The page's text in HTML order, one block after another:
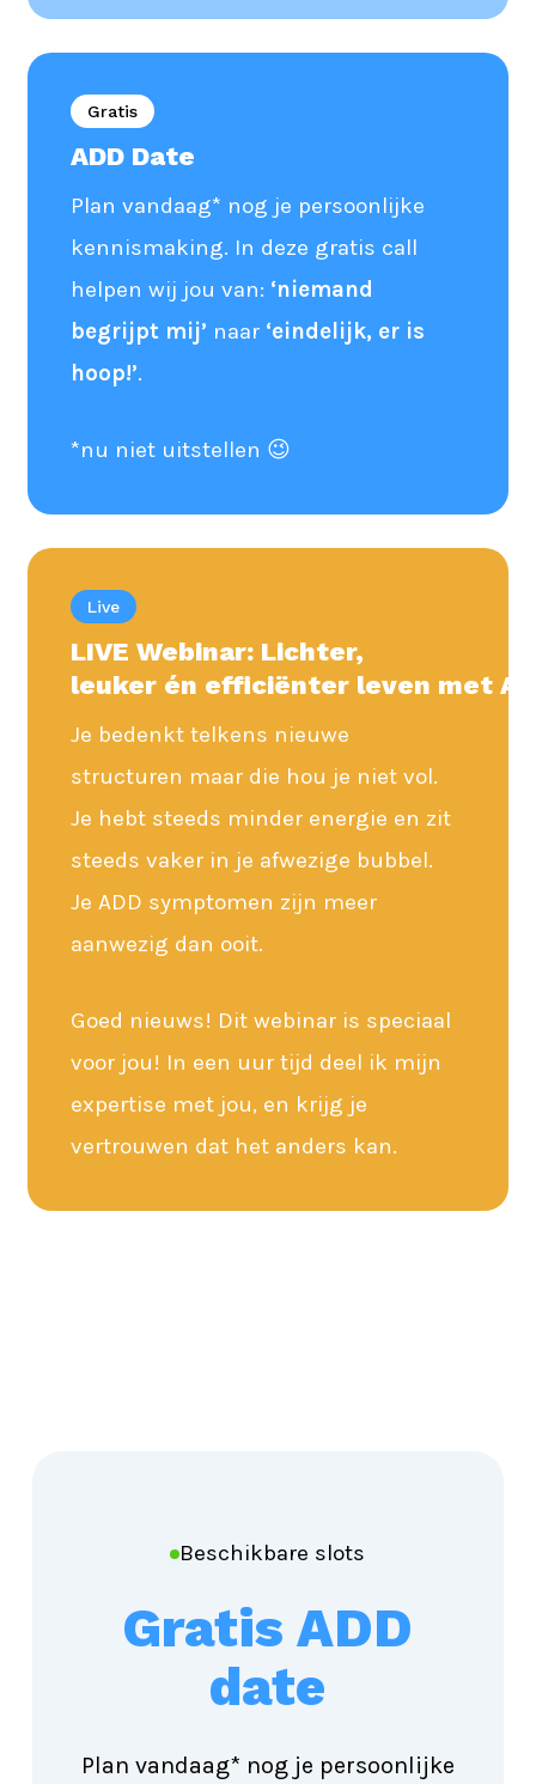
Gratis
ADD Date
Plan vandaag* nog je persoonlijke
kennismaking. In deze gratis call
helpen wij jou van: ‘niemand
begrijpt mij’ naar ‘eindelijk, er is
hoop!’.
*nu niet uitstellen 😉
Live
LIVE Webinar: Lichter,
leuker én efficiënter leven met
Je bedenkt telkens nieuwe
structuren maar die hou je niet vol.
Je hebt steeds minder energie en zit
steeds vaker in je afwezige bubbel.
Je ADD symptomen zijn meer
aanwezig dan ooit.
Goed nieuws! Dit webinar is speciaal
voor jou! In een uur tijd deel ik mijn
expertise met jou, en krijg je
vertrouwen dat het anders kan.
Beschikbare slots
Gratis ADD
date
Plan vandaag* nog je persoonlijke